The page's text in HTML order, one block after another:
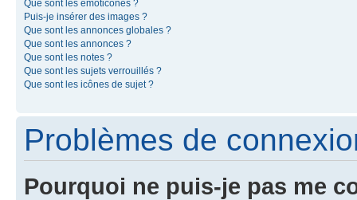
Que sont les émoticônes ?
Puis-je insérer des images ?
Que sont les annonces globales ?
Que sont les annonces ?
Que sont les notes ?
Que sont les sujets verrouillés ?
Que sont les icônes de sujet ?
Problèmes de
Pourquoi ne puis-je pas me